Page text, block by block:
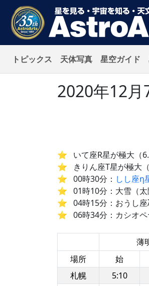
トピックス 天体写真 星空ガイド
2020年12
いて座R星が極大（
きりん座T星が極大
00時30分： しし座η
01時10分：大雪（太
04時15分：おうし
06時34分：カシオ
薄
場所
始
札幌
5:10